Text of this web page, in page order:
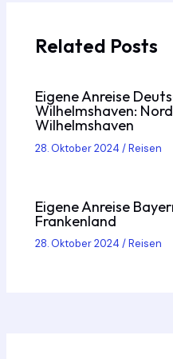
Related Posts
Eigene Anreise
Wilhelmshaven:
Wilhelmshaven
28. Oktober 2024/Reisen
Eigene Anreise
Frankenland
28. Oktober 2024/Reisen